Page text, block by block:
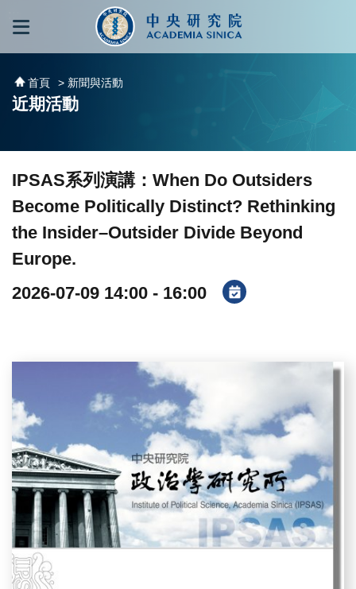
跳到主要內容區塊
首頁 > 新聞與活動
近期活動
IPSAS系列演講：When Do Outsiders
Become Politically Distinct? Rethinking
the Insider–Outsider Divide Beyond
Europe.
2026-07-09 14:00 - 16:00